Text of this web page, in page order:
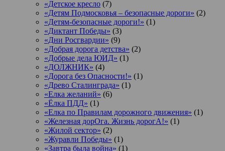
«Детское кресло (7)
«Детям Подмосковья – безопасные дороги» (2)
«Детям-безопасные дороги!» (1)
«Диктант Победы» (3)
«Дни Росгвардии» (9)
«Добрая дорога детства» (2)
«Добрые дела ЮИД» (1)
«ДОЛЖНИК» (4)
«Дорога без Опасности!» (1)
«Древо Сталинграда» (1)
«Елка желаний» (6)
«Ёлка ПДД» (1)
«Елка по Правилам дорожного движения» (1)
«Железная дорОга. Жизнь дорогА!» (1)
«Жилой сектор» (2)
«Журавли Победы» (1)
«Завтра была война» (1)